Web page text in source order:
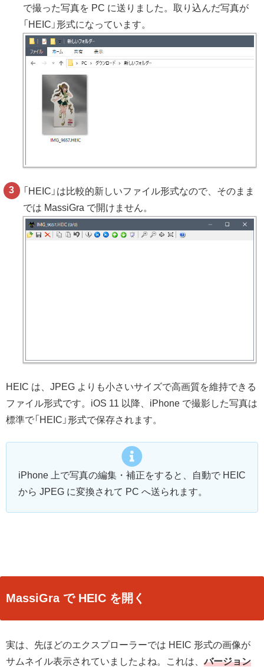
で撮った写真を PC に送りました。取り込んだ写真が
「HEIC」形式になっています。
「HEIC」は比較的新しいファイル形式なので、そのまま
では MassiGra で開けません。
HEIC は、JPEG よりも小さいサイズで高画質を維持できる
ファイル形式です。iOS 11 以降、iPhone で撮影した写真は
標準で「HEIC」形式で保存されます。
iPhone 上で写真の編集・補正をすると、自動で HEIC
から JPEG に変換されて PC へ送られます。
MassiGra で HEIC を開く
実は、先ほどのエクスプローラーでは HEIC 形式の画像が
サムネイル表示されていましたよね。これは、バージョン